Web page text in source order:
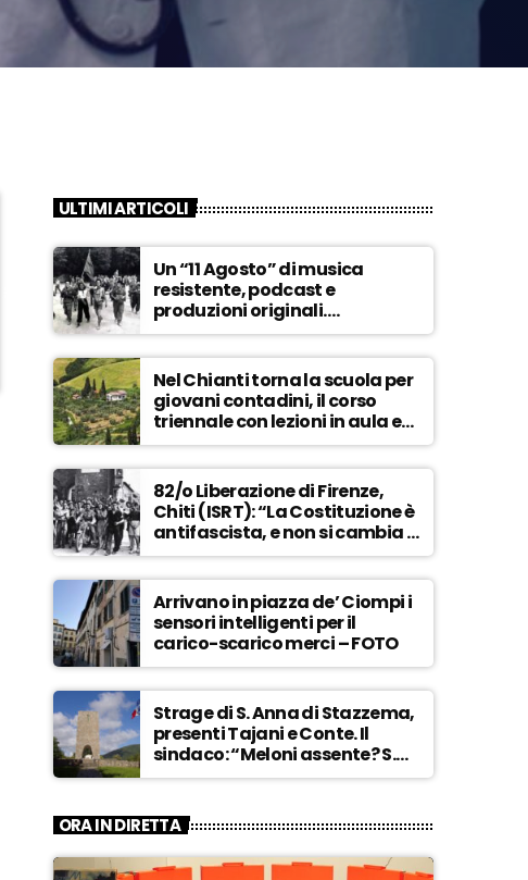
ULTIMI ARTICOLI
Un “11 Agosto” di musica
resistente, podcast e
produzioni originali.
Novaradio festeggia in onda
la Liberazione di Firenze
Nel Chianti torna la scuola per
giovani contadini, il corso
triennale con lezioni in aula e
tra i campi – ASCOLTA
82/o Liberazione di Firenze,
Chiti (ISRT): “La Costituzione è
antifascista, e non si cambia a
maggioranza” – ASCOLTA
Arrivano in piazza de’ Ciompi i
sensori intelligenti per il
carico-scarico merci – FOTO
Strage di S. Anna di Stazzema,
presenti Tajani e Conte. Il
sindaco: “Meloni assente? S.
Anna aperta tutto l’anno…” –
ORA IN DIRETTA